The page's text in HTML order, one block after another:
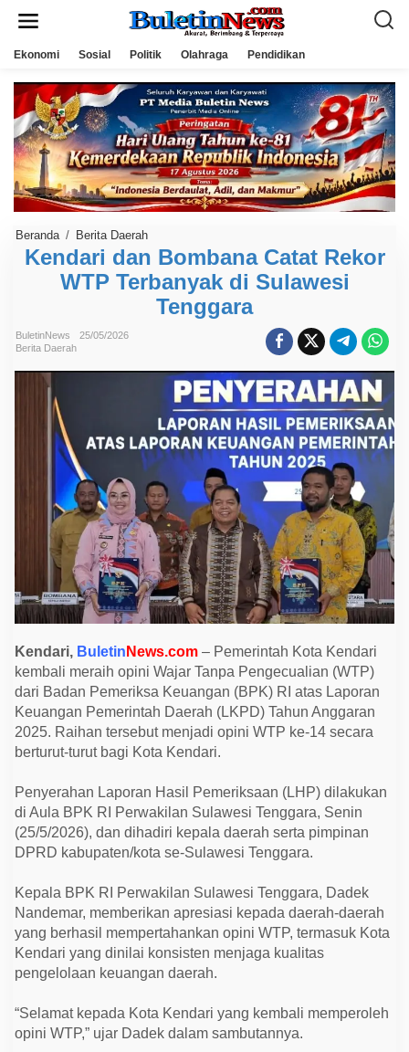
Ekonomi Sosial Politik Olahraga Pendidikan
Beranda / Berita Daerah
n
d
a
B
n
a
C
a
t
a
t
R
k
o
r
W
T
T
e
r
b
a
n
y
a
k
S
u
a
w
i
T
e
n
g
g
a
Kendari dan Bombana Catat Rekor
WTP Terbanyak di Sulawesi
Tenggara
BuletinNews
25/05/2026
Berita Daerah
Kendari, Buletin News.com – Pemerintah Kota Kendari
kembali meraih opini Wajar Tanpa Pengecualian (WTP)
dari Badan Pemeriksa Keuangan (BPK) RI atas Laporan
Keuangan Pemerintah Daerah (LKPD) Tahun Anggaran
2025. Raihan tersebut menjadi opini WTP ke-14 secara
berturut-turut bagi Kota Kendari.
Penyerahan Laporan Hasil Pemeriksaan (LHP) dilakukan
di Aula BPK RI Perwakilan Sulawesi Tenggara, Senin
(25/5/2026), dan dihadiri kepala daerah serta pimpinan
DPRD kabupaten/kota se-Sulawesi Tenggara.
Kepala BPK RI Perwakilan Sulawesi Tenggara, Dadek
Nandemar, memberikan apresiasi kepada daerah-daerah
yang berhasil mempertahankan opini WTP, termasuk Kota
Kendari yang dinilai konsisten menjaga kualitas
pengelolaan keuangan daerah.
“Selamat kepada Kota Kendari yang kembali memperoleh
opini WTP,” ujar Dadek dalam sambutannya.